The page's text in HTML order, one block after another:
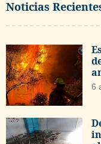
Noticias
6